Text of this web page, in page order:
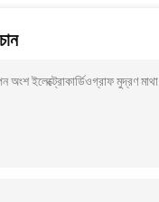
ইলেক্ট্রোকার্ডিওগ্রাফ মুদ্রণ